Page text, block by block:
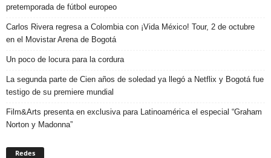
pretemporada de fútbol europeo
Carlos Rivera regresa a Colombia con ¡Vida México! Tour, 2 de octubre
en el Movistar Arena de Bogotá
Un poco de locura para la cordura
La segunda parte de Cien años de soledad ya llegó a Netflix y Bogotá fue
testigo de su premiere mundial
Film&Arts presenta en exclusiva para Latinoamérica el especial “Graham
Norton y Madonna”
Redes